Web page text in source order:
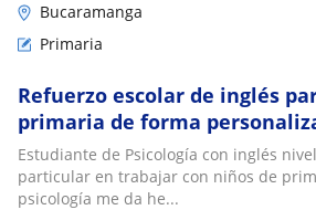
Bucaramanga
Primaria
Refuerzo escolar de inglés
primaria de forma
Estudiante de Psicología con inglés
particular en trabajar con niños de
psicología me da he...